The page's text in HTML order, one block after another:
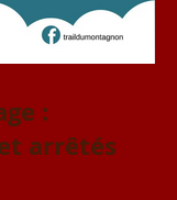
:
arrêtés